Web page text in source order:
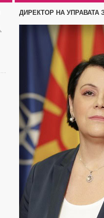
ДИРЕКТОР НА УПРАВАТА